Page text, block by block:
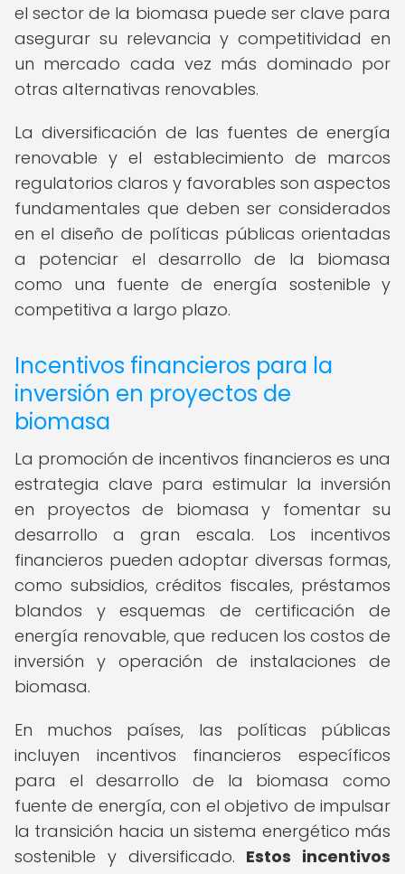
el sector de la biomasa puede ser clave para
asegurar su relevancia y competitividad en
un mercado cada vez más dominado por
otras alternativas renovables.
La diversificación de las fuentes de energía
renovable y el establecimiento de marcos
regulatorios claros y favorables son aspectos
fundamentales que deben ser considerados
en el diseño de políticas públicas orientadas
a potenciar el desarrollo de la biomasa
como una fuente de energía sostenible y
competitiva a largo plazo.
Incentivos financieros para la
inversión en proyectos de
biomasa
La promoción de incentivos financieros es una
estrategia clave para estimular la inversión
en proyectos de biomasa y fomentar su
desarrollo a gran escala. Los incentivos
financieros pueden adoptar diversas formas,
como subsidios, créditos fiscales, préstamos
blandos y esquemas de certificación de
energía renovable, que reducen los costos de
inversión y operación de instalaciones de
biomasa.
En muchos países, las políticas públicas
incluyen incentivos financieros específicos
para el desarrollo de la biomasa como
fuente de energía, con el objetivo de impulsar
la transición hacia un sistema energético más
sostenible y diversificado. Estos incentivos